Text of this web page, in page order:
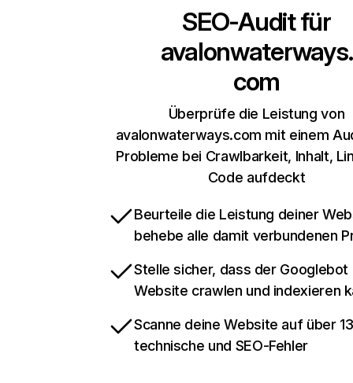
SEO-Audit für
avalonwaterways.
com
Überprüfe die Leistung von
avalonwaterways.com mit einem
Probleme bei Crawlbarkeit, Inhalt,
Code aufdeckt
Beurteile die Leistung deiner
behebe alle damit verbundenen
Stelle sicher, dass der Googlebot
Website crawlen und indexieren
Scanne deine Website auf über
technische und SEO-Fehler